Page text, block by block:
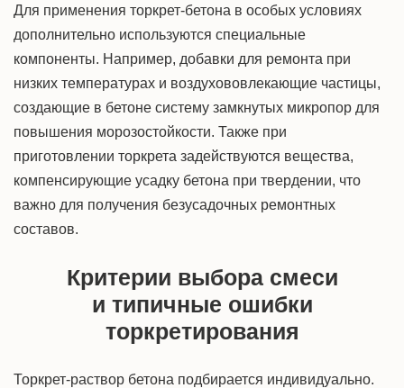
Для применения торкрет-бетона в особых условиях
дополнительно используются специальные
компоненты. Например, добавки для ремонта при
низких температурах и воздухововлекающие частицы,
создающие в бетоне систему замкнутых микропор для
повышения морозостойкости. Также при
приготовлении торкрета задействуются вещества,
компенсирующие усадку бетона при твердении, что
важно для получения безусадочных ремонтных
составов.
Критерии выбора смеси
и типичные ошибки
торкретирования
Торкрет-раствор бетона подбирается индивидуально.